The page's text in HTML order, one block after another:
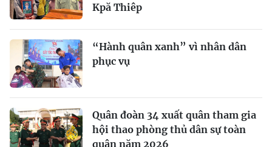
Kpă Thiêp
“Hành quân xanh” vì nhân dân
phục vụ
Quân đoàn 34 xuất quân tham gia
hội thao phòng thủ dân sự toàn
quân năm 2026